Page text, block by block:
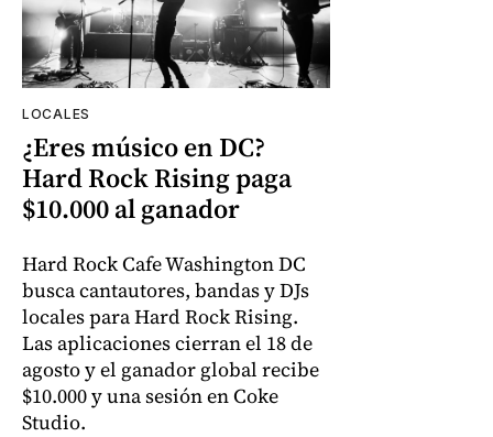
LOCALES
¿Eres músico en DC?
Hard Rock Rising paga
$10.000 al ganador
Hard Rock Cafe Washington DC
busca cantautores, bandas y DJs
locales para Hard Rock Rising.
Las aplicaciones cierran el 18 de
agosto y el ganador global recibe
$10.000 y una sesión en Coke
Studio.